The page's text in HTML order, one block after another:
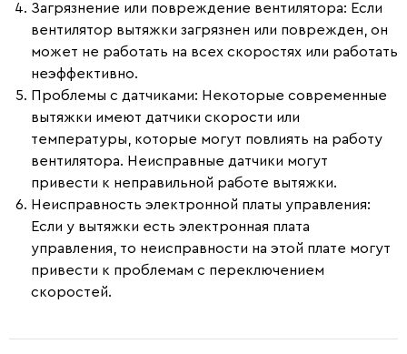
Загрязнение или повреждение вентилятора: Если
вентилятор вытяжки загрязнен или поврежден, он
может не работать на всех скоростях или работать
неэффективно.
Проблемы с датчиками: Некоторые современные
вытяжки имеют датчики скорости или
температуры, которые могут повлиять на работу
вентилятора. Неисправные датчики могут
привести к неправильной работе вытяжки.
Неисправность электронной платы управления:
Если у вытяжки есть электронная плата
управления, то неисправности на этой плате могут
привести к проблемам с переключением
скоростей.